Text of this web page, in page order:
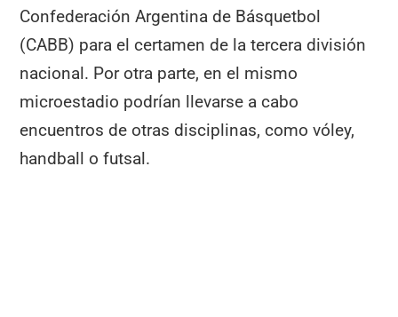
Confederación Argentina de Básquetbol
(CABB) para el certamen de la tercera división
nacional. Por otra parte, en el mismo
microestadio podrían llevarse a cabo
encuentros de otras disciplinas, como vóley,
handball o futsal.